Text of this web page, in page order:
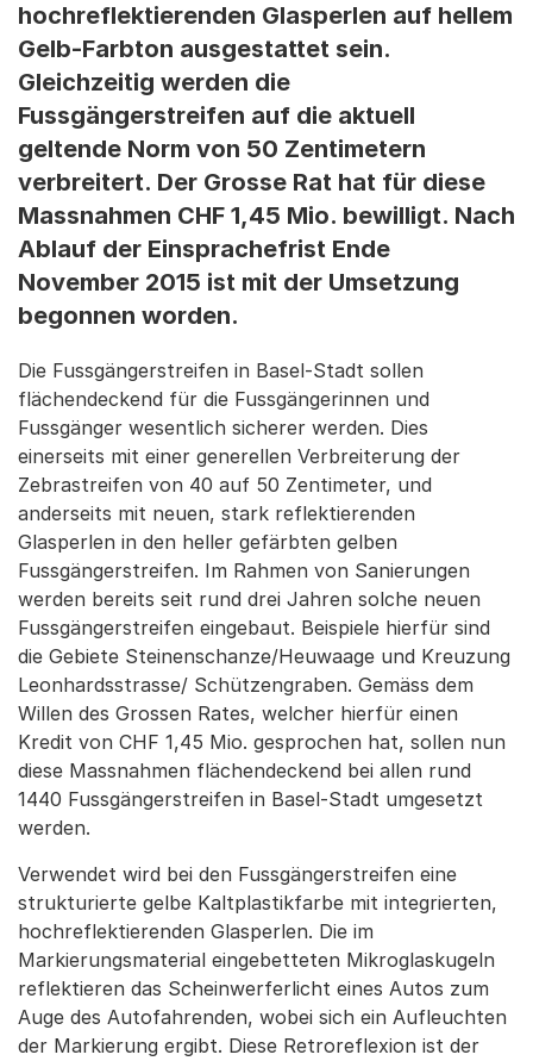
hochreflektierenden Glasperlen auf hellem
Gelb-Farbton ausgestattet sein.
Gleichzeitig werden die
Fussgängerstreifen auf die aktuell
geltende Norm von 50 Zentimetern
verbreitert. Der Grosse Rat hat für diese
Massnahmen CHF 1,45 Mio. bewilligt. Nach
Ablauf der Einsprachefrist Ende
November 2015 ist mit der Umsetzung
begonnen worden.
Die Fussgängerstreifen in Basel-Stadt sollen
flächendeckend für die Fussgängerinnen und
Fussgänger wesentlich sicherer werden. Dies
einerseits mit einer generellen Verbreiterung der
Zebrastreifen von 40 auf 50 Zentimeter, und
anderseits mit neuen, stark reflektierenden
Glasperlen in den heller gefärbten gelben
Fussgängerstreifen. Im Rahmen von Sanierungen
werden bereits seit rund drei Jahren solche neuen
Fussgängerstreifen eingebaut. Beispiele hierfür sind
die Gebiete Steinenschanze/Heuwaage und Kreuzung
Leonhardsstrasse/ Schützengraben. Gemäss dem
Willen des Grossen Rates, welcher hierfür einen
Kredit von CHF 1,45 Mio. gesprochen hat, sollen nun
diese Massnahmen flächendeckend bei allen rund
1440 Fussgängerstreifen in Basel-Stadt umgesetzt
werden.
Verwendet wird bei den Fussgängerstreifen eine
strukturierte gelbe Kaltplastikfarbe mit integrierten,
hochreflektierenden Glasperlen. Die im
Markierungsmaterial eingebetteten Mikroglaskugeln
reflektieren das Scheinwerferlicht eines Autos zum
Auge des Autofahrenden, wobei sich ein Aufleuchten
der Markierung ergibt. Diese Retroreflexion ist der